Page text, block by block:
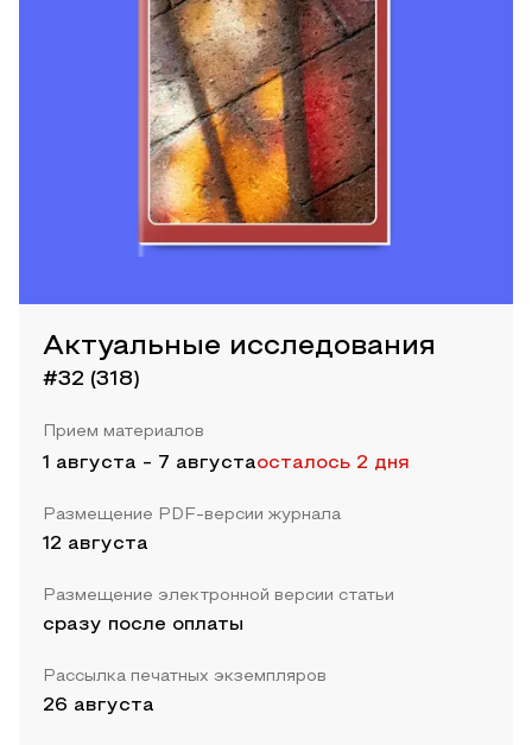
Актуальные исследования
#32 (318)
Прием материалов
1 августа - 7 августаосталось 2 дня
Размещение PDF-версии журнала
12 августа
Размещение электронной версии статьи
сразу после оплаты
Рассылка печатных экземпляров
26 августа